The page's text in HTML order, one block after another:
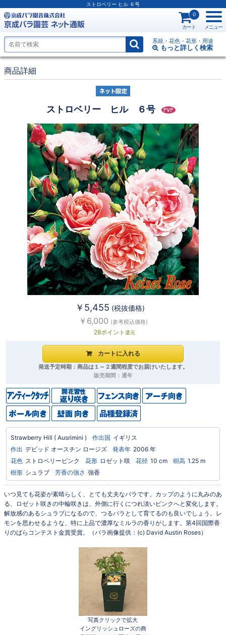
ストロベリー ヒル ６号
系統・花色・花形・用途
もっと詳しく検索
カート
0
メニュー
商品詳細
ストロベリー ヒル ６号
￥5,455 (税抜価格)
￥6,000 (参考税込価格)
28ポイント 還元
発送予定時期：商品は１～２週間程度でお届けいたします。
販売期間：通年
Strawberry Hill ( Ausrimini ) 作出国 イギリス
作出 デビッド オースチン ロージズ 発表年 2006 年
花色 ストロベリーピンク 花形 ロゼット咲 花径 10 cm 樹高 1.25 m
樹形 シュラブ 芳香の強さ 強香
いつ見ても花姿が素晴らしく、とても丈夫なバラです。カップのように丸みのあ
る、ロゼット咲きの中輪咲きは、外側に行くにつれ淡いピンクへと変化します。
解放感のあるシュラブになるので、つるバラとして育てるのも良いでしょう。レ
モンを思わせるような、特に上品で濃厚なミルラの香りがします。第4回国際香
りのばらコンテスト金賞受賞。（バラ画像提供：(c) David Austin Roses）
写真クリックで拡大
イングリッシュローズの商